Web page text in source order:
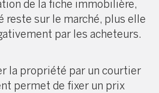
de la fiche immobilière,
sur le marché, plus elle
par les acheteurs.
la propriété par un courtier
permet de fixer un prix